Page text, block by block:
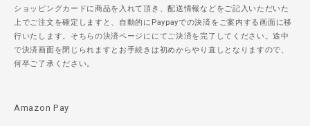
ショッピングカードに商品を入れて頂き、配送情報などをご記入いただいた
上でご注文を確定しますと、自動的にPaypayでの決済をご案内する画面に移
行いたします。そちらの決済ページににてご決済を完了してください。途中
で決済画面を閉じられますとお手続きは初めからやり直しとなりますので、
何卒ご了承ください。
Amazon Pay